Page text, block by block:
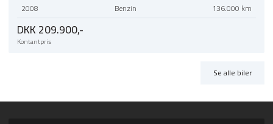
2008 Benzin 136.000 km
DKK 209.900,-
Kontantpris
Se alle biler